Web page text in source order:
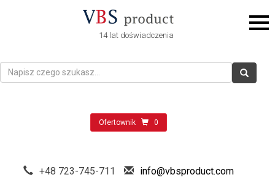
14 lat doświadczenia
Ofertownik 0
+48 723-745-711 info@vbsproduct.com